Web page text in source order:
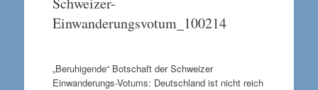
Einwanderungsvotum_100214
„Beruhigende“ Botschaft der Schweizer
Einwanderungs-Votums: Deutschland ist nicht reich